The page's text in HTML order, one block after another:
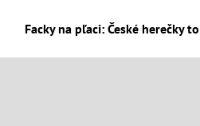
Facky na pľaci: České herečky